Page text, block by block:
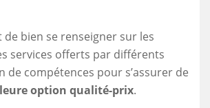
bien se renseigner sur les
services offerts par différents
de compétences pour s’assurer de
option qualité-prix.